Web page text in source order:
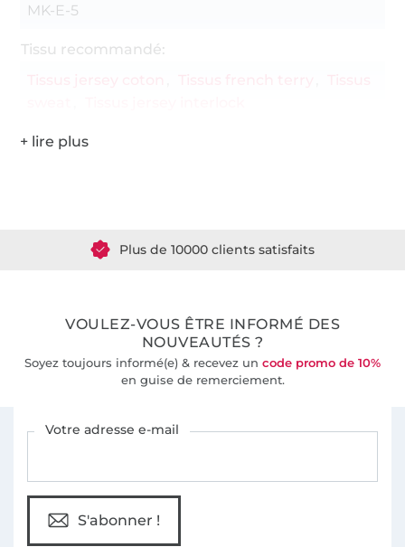
MK-E-5
Tissu recommandé:
VOULEZ-VOUS ÊTRE INFORMÉ DES
NOUVEAUTÉS ?
Soyez toujours informé(e) & recevez un code promo de 10%
en guise de remerciement.
Votre adresse e-mail
S'abonner !